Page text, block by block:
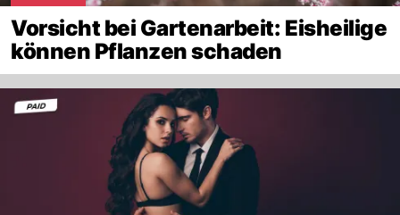
Vorsicht bei Gartenarbeit: Eisheilige
können Pflanzen schaden